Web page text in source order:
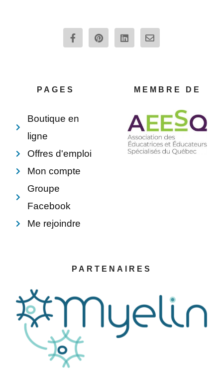
F
a
c
P
i
n
L
i
n
E
n
v
p
e
PAGES
Boutique en
ligne
Offres d'emploi
Mon compte
Groupe
Facebook
Me rejoindre
MEMBRE DE
PARTENAIRES